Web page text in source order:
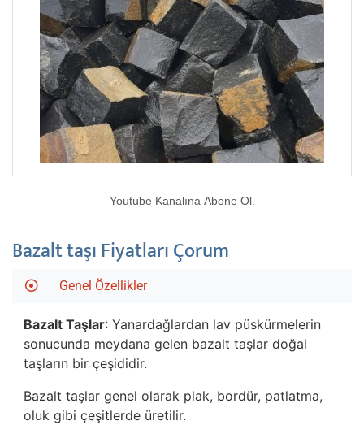
Youtube Kanalına Abone Ol.
Bazalt taşı Fiyatları Çorum
Genel Özellikler
Bazalt Taşlar: Yanardağlardan lav püskürmelerin
sonucunda meydana gelen bazalt taşlar doğal
taşların bir çeşididir.
Bazalt taşlar genel olarak plak, bordür, patlatma,
oluk gibi çeşitlerde üretilir.